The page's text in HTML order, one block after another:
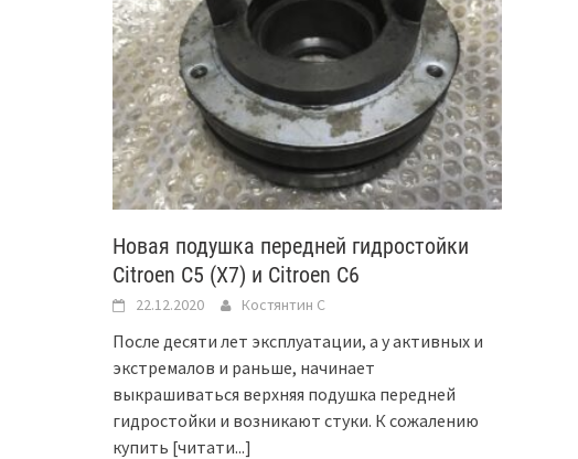
Новая подушка передней гидростойки
Citroen C5 (X7) и Citroen C6
22.12.2020 Костянтин C
После десяти лет эксплуатации, а у активных и
экстремалов и раньше, начинает
выкрашиваться верхняя подушка передней
гидростойки и возникают стуки. К сожалению
купить [читати...]